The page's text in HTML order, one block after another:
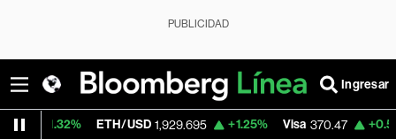
PUBLICIDAD
Ingresar
ETH/USD 1,929.695 +1.25% Visa 370.47 +0.52%